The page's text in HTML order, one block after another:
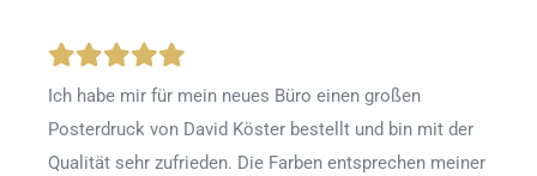
Ich habe mir für mein neues Büro einen großen
Posterdruck von David Köster bestellt und bin mit der
Qualität sehr zufrieden. Die Farben entsprechen meiner